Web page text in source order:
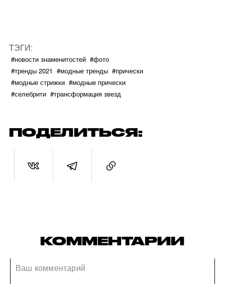
ТЭГИ:
#новости знаменитостей #фото
#тренды 2021 #модные тренды #прически
#модные стрижки #модные прически
#селебрити #трансформация звезд
ПОДЕЛИТЬСЯ:
КОММЕНТАРИИ